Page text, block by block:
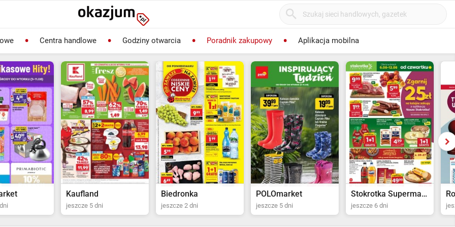
Centra handlowe Godziny otwarcia Poradnik zakupowy Aplikacja mobilna
Kaufland
jeszcze 5 dni
Biedronka
jeszcze 2 dni
POLOmarket
jeszcze 5 dni
Stokrotka Supermarket
jeszcze 6 dni